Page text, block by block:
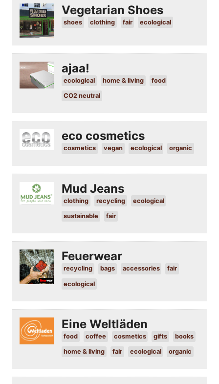
Vegetarian Shoes
shoes clothing fair ecological
ajaa!
ecological home & living food
CO2 neutral
eco cosmetics
cosmetics vegan ecological organic
Mud Jeans
clothing recycling ecological
sustainable fair
Feuerwear
recycling bags accessories fair
ecological
Eine Weltläden
food coffee cosmetics gifts books
home & living fair ecological organic